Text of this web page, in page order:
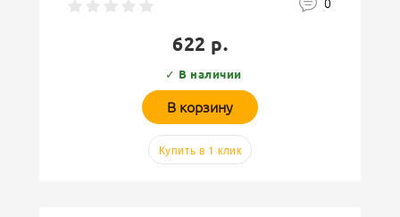
0
622 р.
✓ В наличии
В корзину
Купить в 1 клик